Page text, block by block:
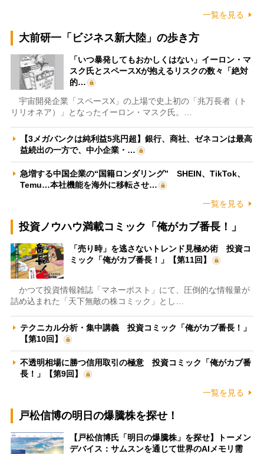
一覧を見る
大前研一「ビジネス新大陸」の歩き方
「いつ暴発してもおかしくはない」イーロン・マ
スク氏とスペースXが抱えるリスクの数々「絶対
的…
宇宙開発企業「スペースX」の上場で史上初の「兆万長者（ト
リリオネア）」となったイーロン・マスク氏。…
【3メガバンクは純利益5兆円超】銀行、商社、ゼネコンは最高
益続出の一方で、中小企業・…
急増する中国企業の“国籍ロンダリング” SHEIN、TikTok、
Temu…本社機能を海外に移転させ…
一覧を見る
投資ノウハウ満載コミック「俺がカブ番長！」
「売り時」を逃さないトレンド見極め術 投資コ
ミック「俺がカブ番長！」【第11回】
かつて投資情報雑誌「マネーポスト」にて、圧倒的な情報量が
詰め込まれた「天下無敵の株コミック」とし…
テクニカル分析・集中講義 投資コミック「俺がカブ番長！」
【第10回】
不透明相場に勝つ信用取引の極意 投資コミック「俺がカブ番
長！」【第9回】
一覧を見る
戸松信博の明日の爆騰株を探せ！
【戸松信博氏「明日の爆騰株」を探せ】トーメン
デバイス：サムスンを通じて世界のAIメモリ需